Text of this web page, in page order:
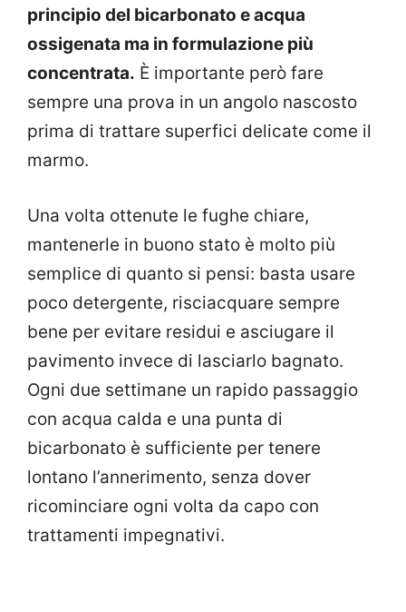
principio del bicarbonato e acqua
ossigenata ma in formulazione più
concentrata. È importante però fare
sempre una prova in un angolo nascosto
prima di trattare superfici delicate come il
marmo.
Una volta ottenute le fughe chiare,
mantenerle in buono stato è molto più
semplice di quanto si pensi: basta usare
poco detergente, risciacquare sempre
bene per evitare residui e asciugare il
pavimento invece di lasciarlo bagnato.
Ogni due settimane un rapido passaggio
con acqua calda e una punta di
bicarbonato è sufficiente per tenere
lontano l’annerimento, senza dover
ricominciare ogni volta da capo con
trattamenti impegnativi.